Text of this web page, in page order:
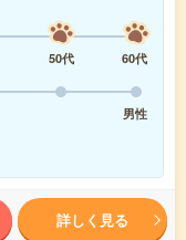
50代
60代
男性
詳しく見る